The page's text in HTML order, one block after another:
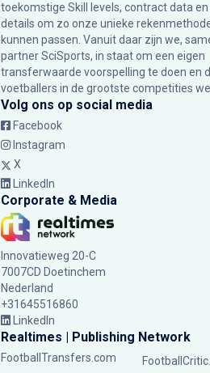
toekomstige Skill levels, contract data
details om zo onze unieke
kunnen passen. Vanuit daar zijn we,
partner SciSports, in staat om een eigen
transferwaarde voorspelling te doen en
voetballers in de grootste competities
Volg ons op social media
Facebook
Instagram
X
LinkedIn
Corporate & Media
Innovatieweg 20-C
7007CD Doetinchem
Nederland
+31645516860
LinkedIn
Realtimes | Publishing Network
FootballTransfers.com